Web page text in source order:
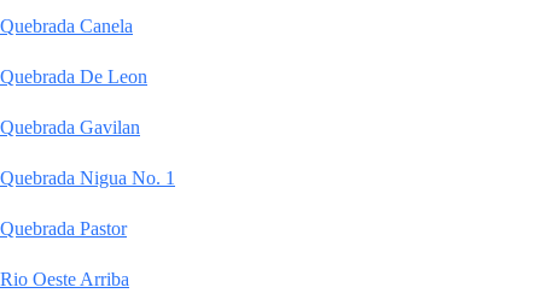
Quebrada Canela
Quebrada De Leon
Quebrada Gavilan
Quebrada Nigua No. 1
Quebrada Pastor
Rio Oeste Arriba